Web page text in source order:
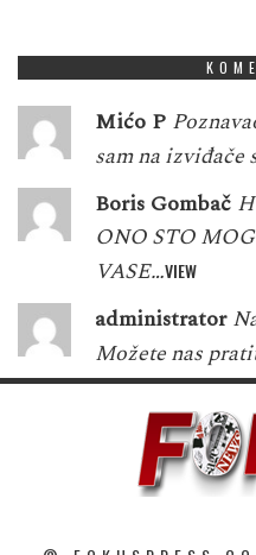
Mićo P
sam na izviđače
Boris Gombač
ONO STO
VASE…VIEW
administrator
Možete nas